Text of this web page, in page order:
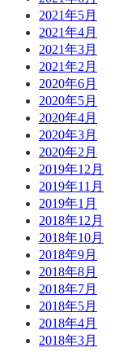
2021年5月
2021年4月
2021年3月
2021年2月
2020年6月
2020年5月
2020年4月
2020年3月
2020年2月
2019年12月
2019年11月
2019年1月
2018年12月
2018年10月
2018年9月
2018年8月
2018年7月
2018年5月
2018年4月
2018年3月